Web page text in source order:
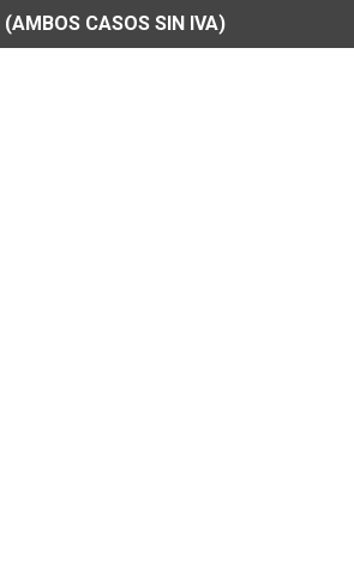
CASOS SIN IVA)